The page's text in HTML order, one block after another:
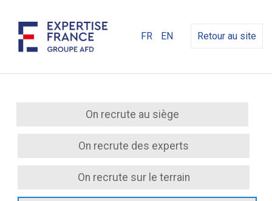
FR EN Retour au site
On recrute au siège
On recrute des experts
On recrute sur le terrain